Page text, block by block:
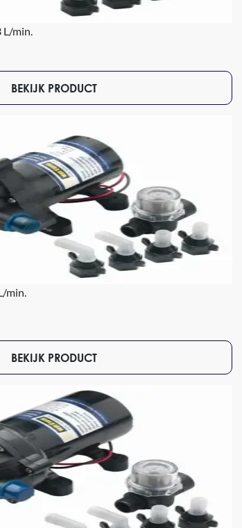
L/min.
BEKIJK PRODUCT
min.
BEKIJK PRODUCT